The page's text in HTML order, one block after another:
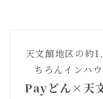
天文館地区の約
ちろんインハ
Payどん×天